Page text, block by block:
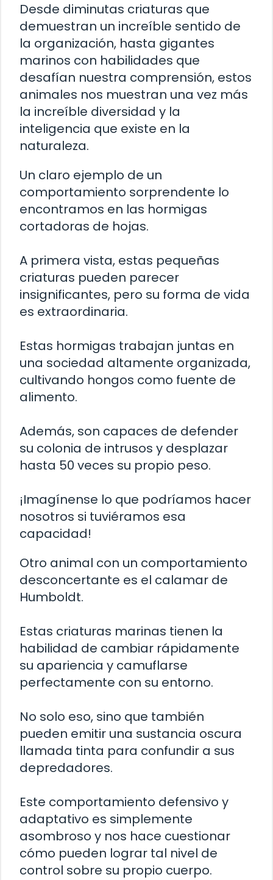
Desde diminutas criaturas que
demuestran un increíble sentido de
la organización, hasta gigantes
marinos con habilidades que
desafían nuestra comprensión, estos
animales nos muestran una vez más
la increíble diversidad y la
inteligencia que existe en la
naturaleza.
Un claro ejemplo de un
comportamiento sorprendente lo
encontramos en las hormigas
cortadoras de hojas.
A primera vista, estas pequeñas
criaturas pueden parecer
insignificantes, pero su forma de vida
es extraordinaria.
Estas hormigas trabajan juntas en
una sociedad altamente organizada,
cultivando hongos como fuente de
alimento.
Además, son capaces de defender
su colonia de intrusos y desplazar
hasta 50 veces su propio peso.
¡Imagínense lo que podríamos hacer
nosotros si tuviéramos esa
capacidad!
Otro animal con un comportamiento
desconcertante es el calamar de
Humboldt.
Estas criaturas marinas tienen la
habilidad de cambiar rápidamente
su apariencia y camuflarse
perfectamente con su entorno.
No solo eso, sino que también
pueden emitir una sustancia oscura
llamada tinta para confundir a sus
depredadores.
Este comportamiento defensivo y
adaptativo es simplemente
asombroso y nos hace cuestionar
cómo pueden lograr tal nivel de
control sobre su propio cuerpo.